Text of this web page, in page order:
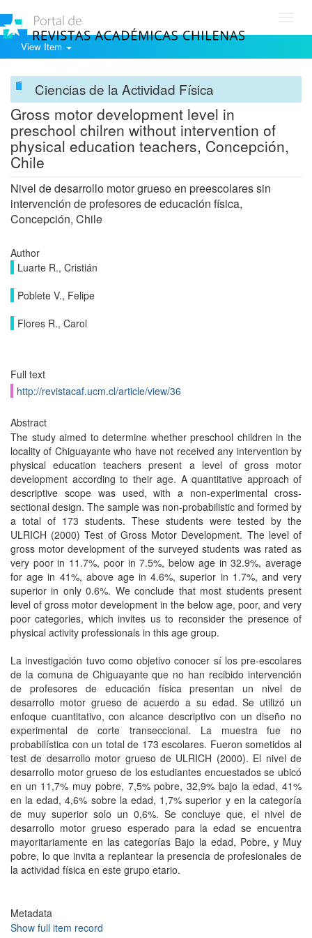
View Item
Ciencias de la Actividad Física
Gross motor development level in
preschool chilren without intervention of
physical education teachers, Concepción,
Chile
Nivel de desarrollo motor grueso en preescolares sin
intervención de profesores de educación física,
Concepción, Chile
Author
Luarte R., Cristián
Poblete V., Felipe
Flores R., Carol
Full text
http://revistacaf.ucm.cl/article/view/36
Abstract
The study aimed to determine whether preschool children in the
locality of Chiguayante who have not received any intervention by
physical education teachers present a level of gross motor
development according to their age. A quantitative approach of
descriptive scope was used, with a non-experimental cross-
sectional design. The sample was non-probabilistic and formed by
a total of 173 students. These students were tested by the
ULRICH (2000) Test of Gross Motor Development. The level of
gross motor development of the surveyed students was rated as
very poor in 11.7%, poor in 7.5%, below age in 32.9%, average
for age in 41%, above age in 4.6%, superior in 1.7%, and very
superior in only 0.6%. We conclude that most students present
level of gross motor development in the below age, poor, and very
poor categories, which invites us to reconsider the presence of
physical activity professionals in this age group.
La investigación tuvo como objetivo conocer sí los pre-escolares
de la comuna de Chiguayante que no han recibido intervención
de profesores de educación física presentan un nivel de
desarrollo motor grueso de acuerdo a su edad. Se utilizó un
enfoque cuantitativo, con alcance descriptivo con un diseño no
experimental de corte transeccional. La muestra fue no
probabilística con un total de 173 escolares. Fueron sometidos al
test de desarrollo motor grueso de ULRICH (2000). El nivel de
desarrollo motor grueso de los estudiantes encuestados se ubicó
en un 11,7% muy pobre, 7,5% pobre, 32,9% bajo la edad, 41%
en la edad, 4,6% sobre la edad, 1,7% superior y en la categoría
de muy superior solo un 0,6%. Se concluye que, el nivel de
desarrollo motor grueso esperado para la edad se encuentra
mayoritariamente en las categorías Bajo la edad, Pobre, y Muy
pobre, lo que invita a replantear la presencia de profesionales de
la actividad física en este grupo etario.
Metadata
Show full item record